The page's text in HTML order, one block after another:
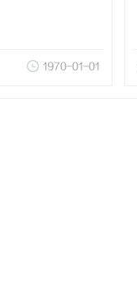
1970-01-01